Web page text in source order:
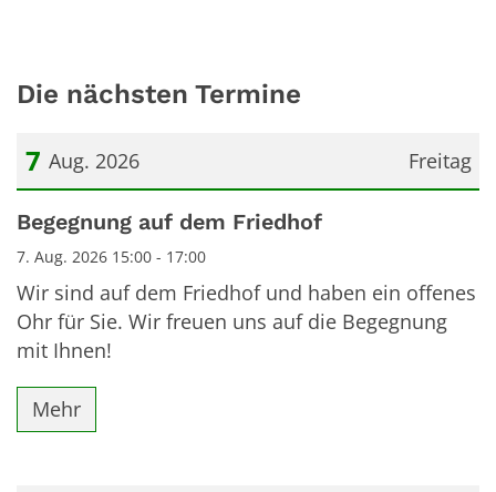
Die nächsten Termine
Freitag
7 Aug. 2026
Datum: 7. August 2026
Begegnung auf dem Friedhof
7. Aug. 2026 15:00 - 17:00
Wir sind auf dem Friedhof und haben ein offenes
Ohr für Sie. Wir freuen uns auf die Begegnung
mit Ihnen!
Mehr